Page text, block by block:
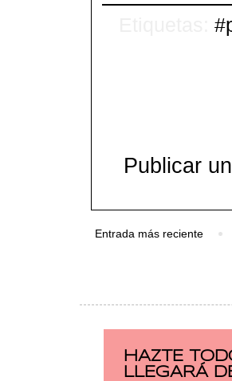
Etiquetas:
Publicar
Entrada más reciente
HAZTE
LLEGARÁ